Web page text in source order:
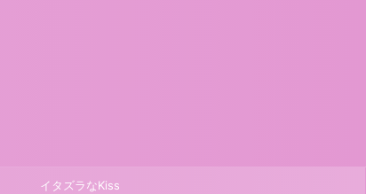
イタズラなKiss